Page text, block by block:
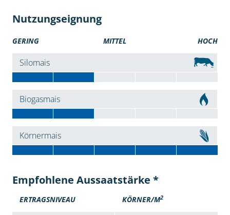
Nutzungseignung
GERING MITTEL HOCH
Silomais
Biogasmais
Körnermais
Empfohlene Aussaatstärke *
ERTRAGSNIVEAU KÖRNER/M2